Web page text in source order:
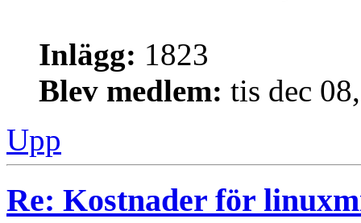
Inlägg: 1823
Blev medlem: tis dec
Upp
Re: Kostnader för